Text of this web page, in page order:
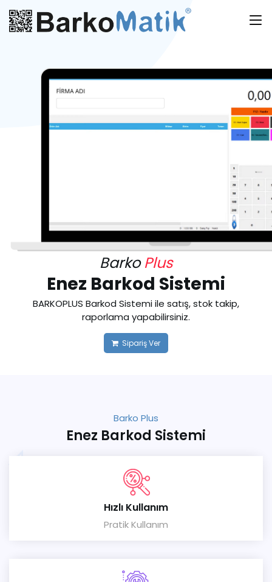
BarkoPlus
Enez Barkod Sistemi
BARKOPLUS Barkod Sistemi ile satış, stok takip,
raporlama yapabilirsiniz.
Sipariş Ver
Barko Plus
Enez Barkod Sistemi
Hızlı Kullanım
Pratik Kullanım